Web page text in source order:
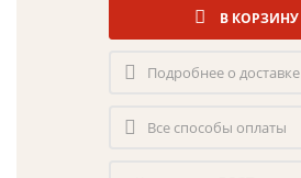
В КОРЗИНУ
Подробнее о доставке
Все способы оплаты